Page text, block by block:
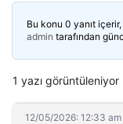
Bu konu 0 yanıt
admin tarafından
1 yazı görüntüleniyor
12/05/2026: 12:33 am